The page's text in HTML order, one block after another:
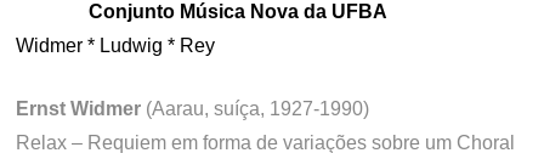
Conjunto Música Nova da UFBA
Widmer * Ludwig * Rey
Ernst Widmer (Aarau, suíça, 1927-1990)
Relax – Requiem em forma de variações sobre um Choral